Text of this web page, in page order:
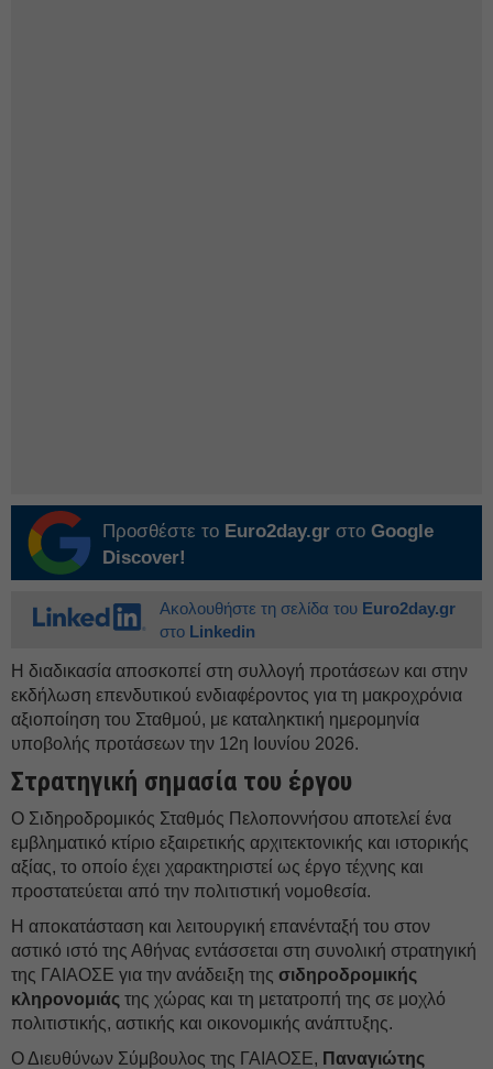
Προσθέστε το Euro2day.gr στο Google
Discover!
Ακολουθήστε τη σελίδα του Euro2day.gr
στο Linkedin
Η διαδικασία αποσκοπεί στη συλλογή προτάσεων και στην
εκδήλωση επενδυτικού ενδιαφέροντος για τη μακροχρόνια
αξιοποίηση του Σταθμού, με καταληκτική ημερομηνία
υποβολής προτάσεων την 12η Ιουνίου 2026.
Στρατηγική σημασία του έργου
Ο Σιδηροδρομικός Σταθμός Πελοποννήσου αποτελεί ένα
εμβληματικό κτίριο εξαιρετικής αρχιτεκτονικής και ιστορικής
αξίας, το οποίο έχει χαρακτηριστεί ως έργο τέχνης και
προστατεύεται από την πολιτιστική νομοθεσία.
Η αποκατάσταση και λειτουργική επανένταξή του στον
αστικό ιστό της Αθήνας εντάσσεται στη συνολική στρατηγική
της ΓΑΙΑΟΣΕ για την ανάδειξη της σιδηροδρομικής
κληρονομιάς της χώρας και τη μετατροπή της σε μοχλό
πολιτιστικής, αστικής και οικονομικής ανάπτυξης.
Ο Διευθύνων Σύμβουλος της ΓΑΙΑΟΣΕ, Παναγιώτης